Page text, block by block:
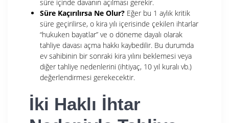
süre içinde davanın açılması gerekir.
Süre Kaçırılırsa Ne Olur? Eğer bu 1 aylık kritik
süre geçirilirse, o kira yılı içerisinde çekilen ihtarlar
“hukuken bayatlar” ve o döneme dayalı olarak
tahliye davası açma hakkı kaybedilir. Bu durumda
ev sahibinin bir sonraki kira yılını beklemesi veya
diğer tahliye nedenlerini (ihtiyaç, 10 yıl kuralı vb.)
değerlendirmesi gerekecektir.
İki Haklı İhtar